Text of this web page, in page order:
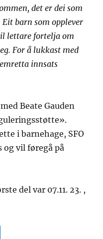
det er dei som
barn som opplever
lettare fortelja om
For å lukkast med
innsats
Beate Gauden
i barnehage, SFO
og vil føregå på
del var 07.11. 23. ,